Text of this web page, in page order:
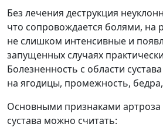
Без лечения деструкция
что сопровождается болями, на
не слишком интенсивные и
запущенных случаях
Болезненность с области
на ягодицы, промежность,
Основными признаками артроза
сустава можно считать: